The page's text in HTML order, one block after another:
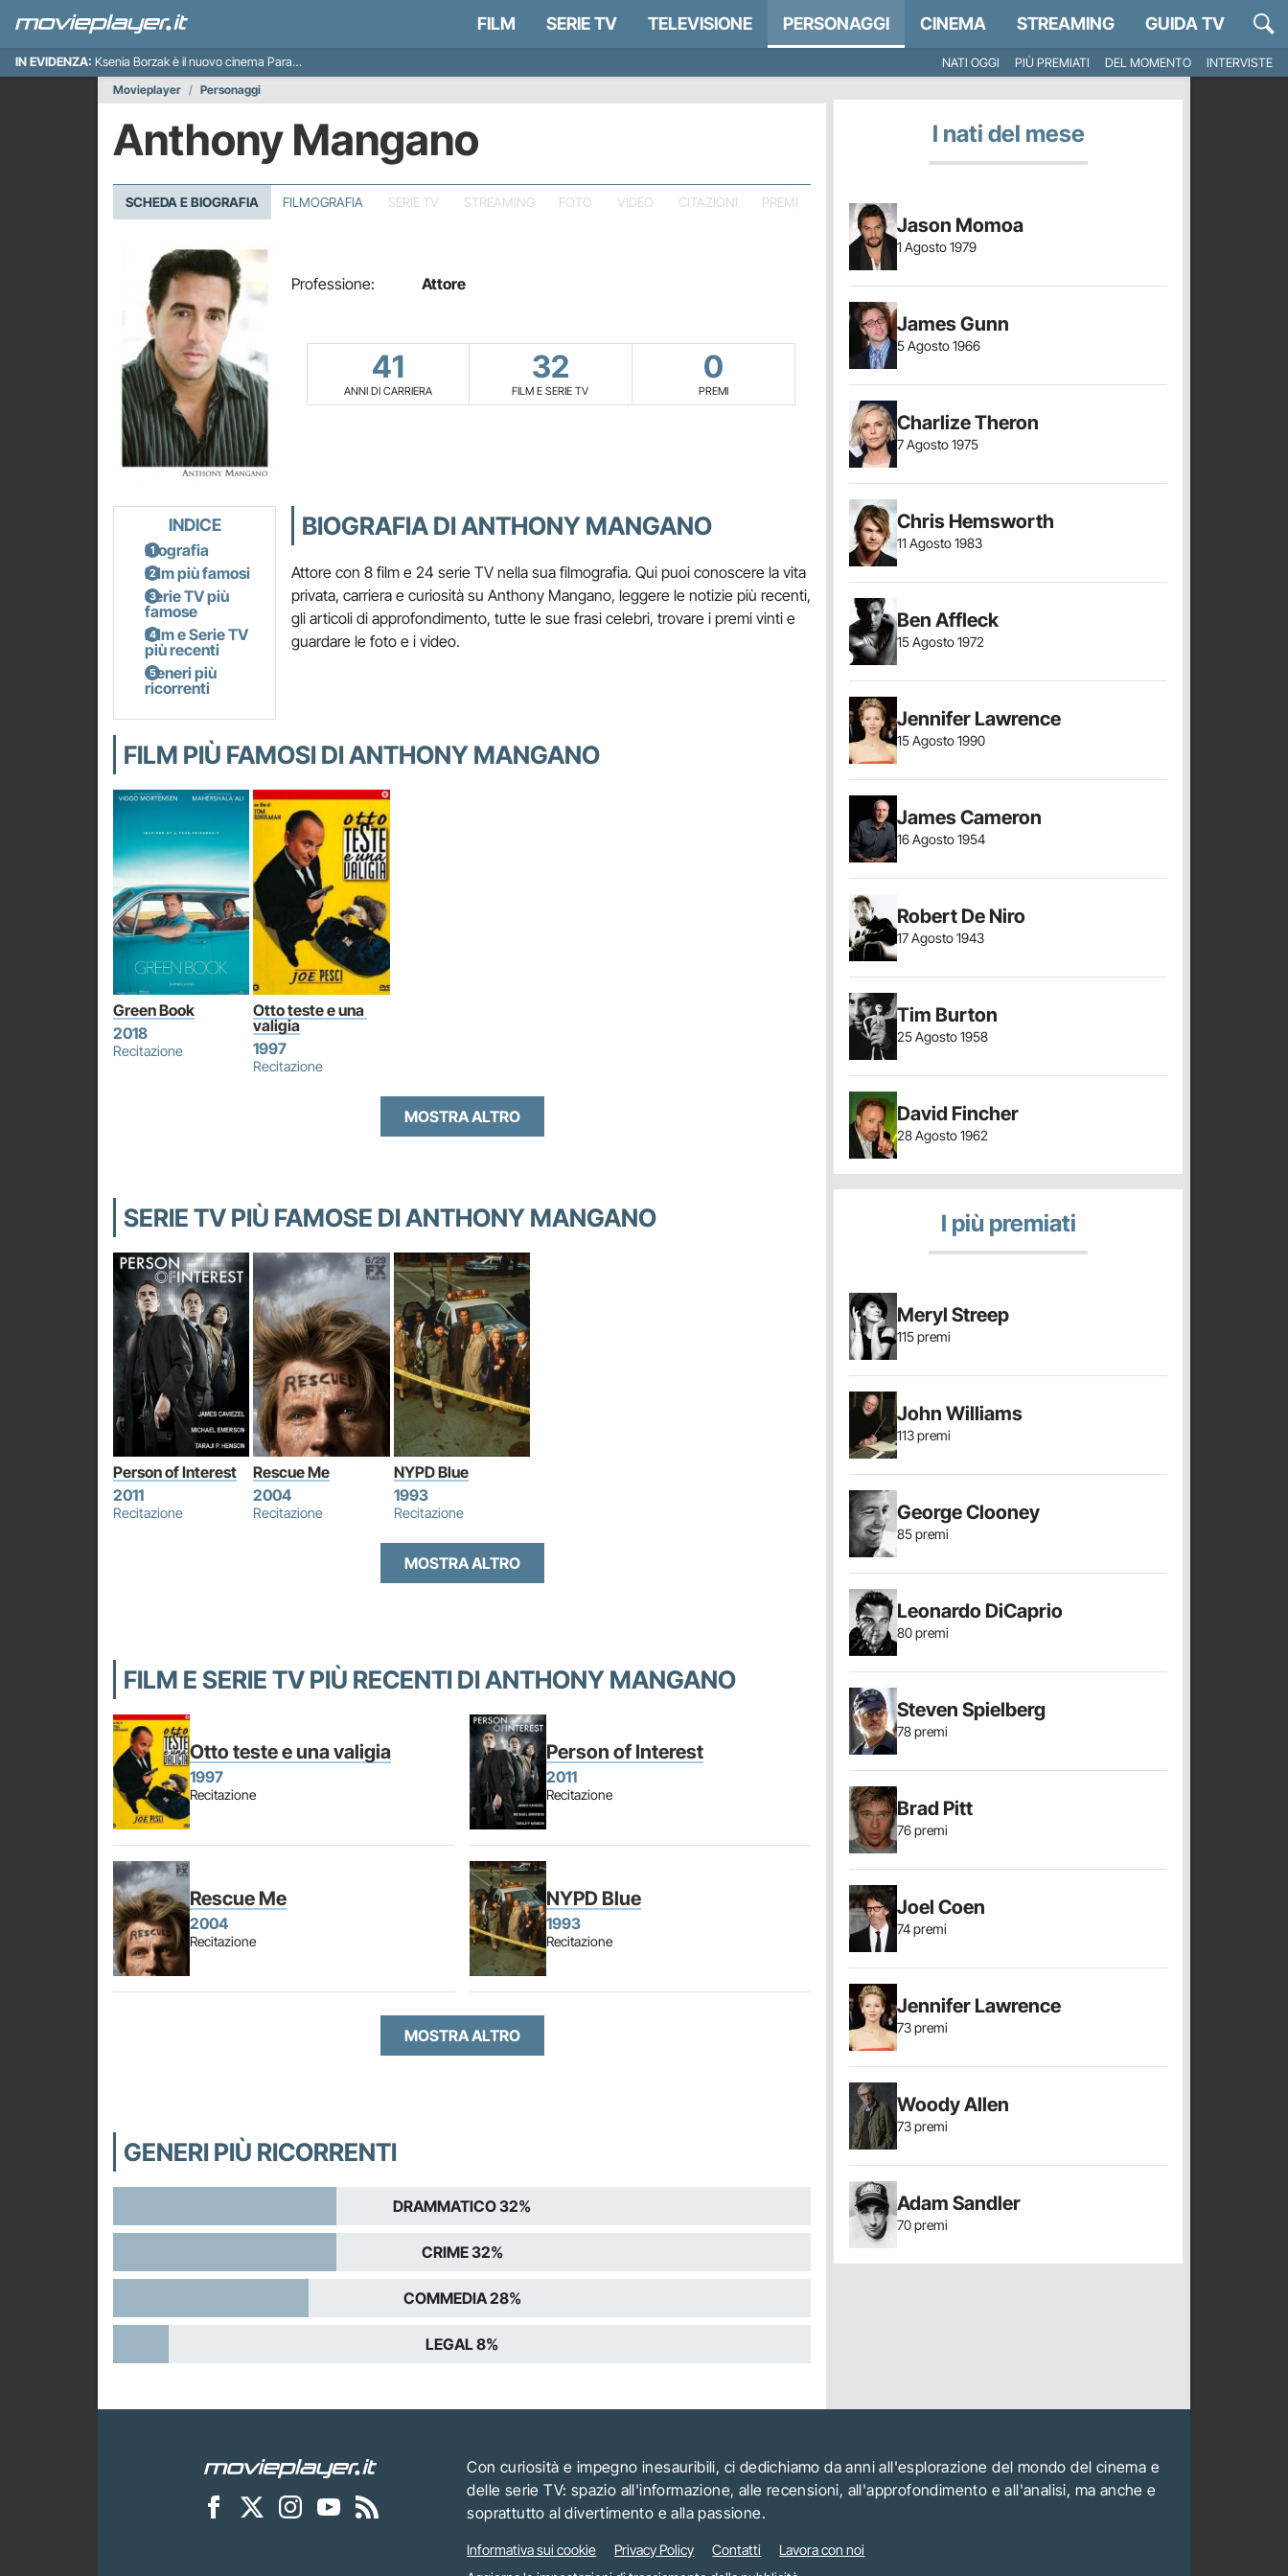
FILM SERIE TV TELEVISIONE PERSONAGGI CINEMA STREAMING GUIDA TV
IN EVIDENZA: Ksenia Borzak è il nuovo cinema Paradiso italiano NATI OGGI PIÙ PREMIATI DEL MOMENTO
INTERVISTE
Movieplayer
Personaggi
Anthony Mangano
SCHEDA E BIOGRAFIA FILMOGRAFIA SERIE TV STREAMING FOTO VIDEO CITAZIONI PREMI
Professione: Attore
41
ANNI DI CARRIERA
32
FILM E SERIE TV
0
PREMI
INDICE
Biografia
Film più famosi
Serie TV più
famose
Film e Serie TV
più recenti
Generi più
ricorrenti
BIOGRAFIA DI ANTHONY MANGANO
Attore con 8 film e 24 serie TV nella sua filmografia. Qui puoi conoscere la vita
privata, carriera e curiosità su Anthony Mangano, leggere le notizie più recenti,
gli articoli di approfondimento, tutte le sue frasi celebri, trovare i premi vinti e
guardare le foto e i video.
FILM PIÙ FAMOSI DI ANTHONY MANGANO
Green Book
2018
Recitazione
Otto teste e una
valigia
1997
Recitazione
MOSTRA ALTRO
SERIE TV PIÙ FAMOSE DI ANTHONY MANGANO
Person of Interest
2011
Recitazione
Rescue Me
2004
Recitazione
NYPD Blue
1993
Recitazione
MOSTRA ALTRO
FILM E SERIE TV PIÙ RECENTI DI ANTHONY MANGANO
Otto teste e una valigia
1997
Recitazione
Person of Interest
2011
Recitazione
Rescue Me
2004
Recitazione
NYPD Blue
1993
Recitazione
MOSTRA ALTRO
GENERI PIÙ RICORRENTI
DRAMMATICO 32%
CRIME 32%
COMMEDIA 28%
LEGAL 8%
I nati del mese
Jason Momoa
1 Agosto 1979
James Gunn
5 Agosto 1966
Charlize Theron
7 Agosto 1975
Chris Hemsworth
11 Agosto 1983
Ben Affleck
15 Agosto 1972
Jennifer Lawrence
15 Agosto 1990
James Cameron
16 Agosto 1954
Robert De Niro
17 Agosto 1943
Tim Burton
25 Agosto 1958
David Fincher
28 Agosto 1962
I più premiati
Meryl Streep
115 premi
John Williams
113 premi
George Clooney
85 premi
Leonardo DiCaprio
80 premi
Steven Spielberg
78 premi
Brad Pitt
76 premi
Joel Coen
74 premi
Jennifer Lawrence
73 premi
Woody Allen
73 premi
Adam Sandler
70 premi
Con curiosità e impegno inesauribili, ci dedichiamo da anni all'esplorazione del mondo del cinema e
delle serie TV: spazio all'informazione, alle recensioni, all'approfondimento e all'analisi, ma anche e
soprattutto al divertimento e alla passione.
Informativa sui cookie Privacy Policy Contatti
Lavora con noi